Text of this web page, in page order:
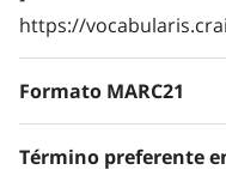
https://
Formato MARC21
Término preferente